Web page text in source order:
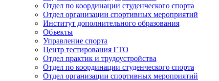
Отдел по координации студенческого спорта
Отдел организации спортивных мероприятий
Институт дополнительного образования
Объекты
Управление спорта
Центр тестирования ГТО
Отдел практик и трудоустройства
Отдел по координации студенческого спорта
Отдел организации спортивных мероприятий